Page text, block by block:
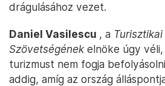
drágulásához vezet.
Daniel Vasilescu , a
Szövetségénekelnöke úgy
turizmust nem fogja
addig, amíg az ország